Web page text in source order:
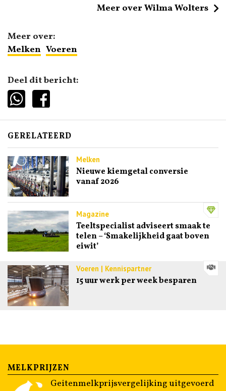
Meer over Wilma Wolters
Meer over:
Melken Voeren
Deel dit bericht:
GERELATEERD
Melken
Nieuwe kiemgetal conversie
vanaf 2026
Magazine
Teeltspecialist adviseert smaak te
telen – ‘Smakelijkheid gaat boven
eiwit’
Voeren | Kennispartner
15 uur werk per week besparen
MELKPRIJZEN
Geitenmelkprijsvergelijking uitgevoerd